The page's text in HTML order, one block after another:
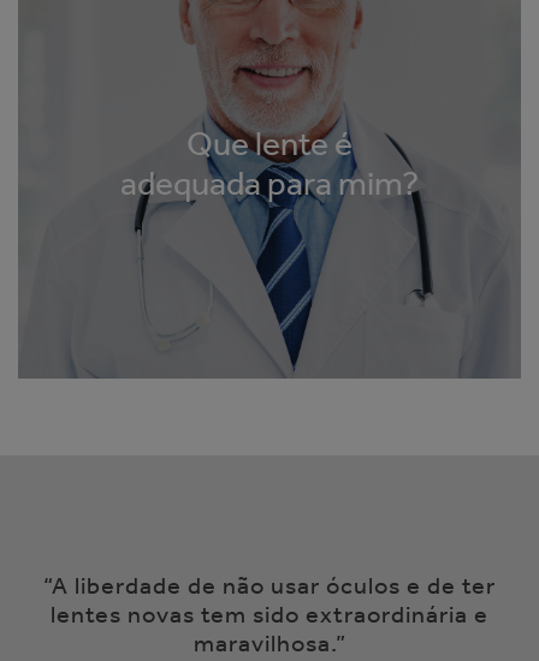
Que lente é
adequada para mim?
“A liberdade de não usar óculos e de ter
lentes novas tem sido extraordinária e
maravilhosa.”